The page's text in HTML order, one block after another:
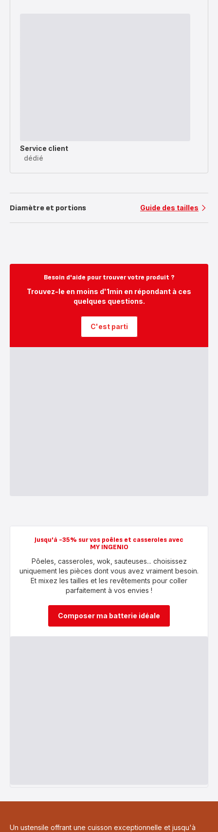
Service client
dédié
Diamètre et portions Guide des tailles
Besoin d'aide pour trouver votre produit ?
Trouvez-le en moins d'1min en répondant à ces
quelques questions.
C'est parti
Jusqu'à -35% sur vos poêles et casseroles avec
MY INGENIO
Pôeles, casseroles, wok, sauteuses... choisissez
uniquement les pièces dont vous avez vraiment besoin.
Et mixez les tailles et les revêtements pour coller
parfaitement à vos envies !
Composer ma batterie idéale
Un ustensile offrant une cuisson exceptionnelle et jusqu'à